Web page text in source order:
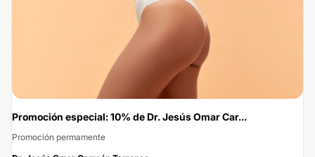
-10%
Promoción especial: 10% de Dr. Jesús Omar Car...
Promoción permamente